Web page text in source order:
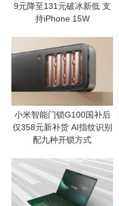
9元降至131元破冰新低 支
持iPhone 15W
小米智能门锁G100国补后
仅358元新补货 AI指纹识别
配九种开锁方式